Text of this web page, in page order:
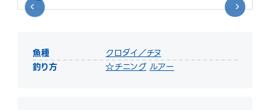
魚種
クロダイ／チヌ
釣り方
☆チニング ルアー